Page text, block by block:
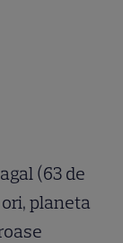
(63 de
planeta